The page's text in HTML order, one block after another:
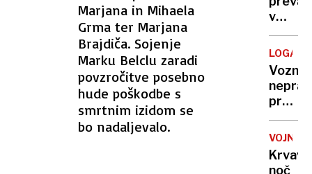
Marjana in Mihaela
Grma ter Marjana
Brajdiča. Sojenje
Marku Belclu zaradi
povzročitve posebno
hude poškodbe s
smrtnim izidom se
bo nadaljevalo.
se
konča
do
v
ljudem
državo,
ki
sploh
ni
je
VOJNA
Krvava
noč